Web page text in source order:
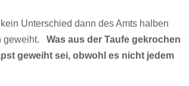
Unterschied dann des Amts halben
geweiht. Was aus der Taufe gekrochen
geweiht sei, obwohl es nicht jedem